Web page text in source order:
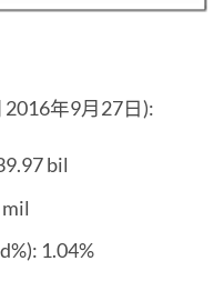
年9月27日):
bil
1.04%